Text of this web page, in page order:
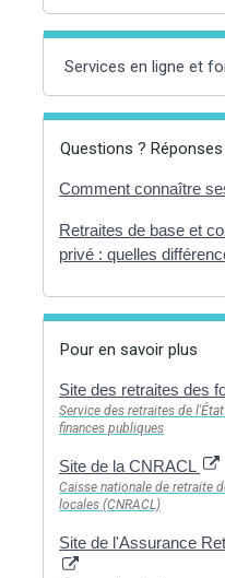
Services en ligne et
Questions ? Réponses
Comment connaître
Retraites de base et
privé : quelles
Pour en savoir plus
Site des retraites des
Service des retraites de
finances publiques
Site de la CNRACL
Caisse nationale de retraite
locales (CNRACL)
Site de l'Assurance